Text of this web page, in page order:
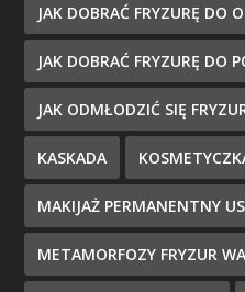
JAK DOBRAĆ FRYZURĘ DO
JAK DOBRAĆ FRYZURĘ DO
JAK ODMŁODZIĆ SIĘ
KASKADA
MAKIJAŻ PERMANENTNY
METAMORFOZY FRYZUR